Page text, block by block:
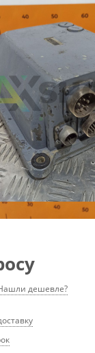
дешевле?